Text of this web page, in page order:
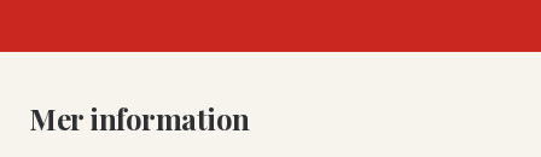
Mer information